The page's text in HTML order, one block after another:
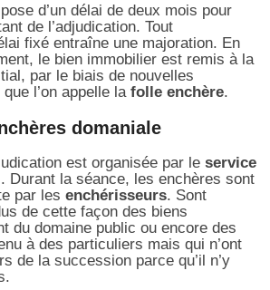
d’un délai de deux mois pour
de l’adjudication. Tout
fixé entraîne une majoration. En
le bien immobilier est remis à la
par le biais de nouvelles
l’on appelle la folle enchère.
domaniale
est organisée par le service
Durant la séance, les enchères sont
par les enchérisseurs. Sont
de cette façon des biens
du domaine public ou encore des
à des particuliers mais qui n’ont
de la succession parce qu’il n’y